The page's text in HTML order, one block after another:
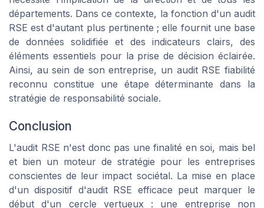
départements. Dans ce contexte, la fonction d'un audit
RSE est d'autant plus pertinente ; elle fournit une base
de données solidifiée et des indicateurs clairs, des
éléments essentiels pour la prise de décision éclairée.
Ainsi, au sein de son entreprise, un audit RSE fiabilité
reconnu constitue une étape déterminante dans la
stratégie de responsabilité sociale.
Conclusion
L'audit RSE n'est donc pas une finalité en soi, mais bel
et bien un moteur de stratégie pour les entreprises
conscientes de leur impact sociétal. La mise en place
d'un dispositif d'audit RSE efficace peut marquer le
début d'un cercle vertueux : une entreprise non